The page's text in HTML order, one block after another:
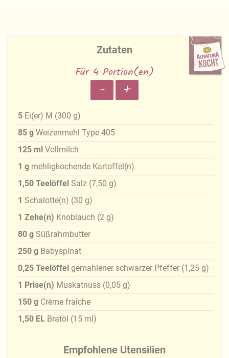
Zutaten
Für 4 Portion(en)
- +
5 Ei(er) M (300 g)
85 g Weizenmehl Type 405
125 ml Vollmilch
1 g mehligkochende Kartoffel(n)
1,50 Teelöffel Salz (7,50 g)
1 Schalotte(n) (30 g)
1 Zehe(n) Knoblauch (2 g)
80 g Süßrahmbutter
250 g Babyspinat
0,25 Teelöffel gemahlener schwarzer Pfeffer (1,25 g)
1 Prise(n) Muskatnuss (0,05 g)
150 g Crème fraîche
1,50 EL Bratöl (15 ml)
Empfohlene Utensilien